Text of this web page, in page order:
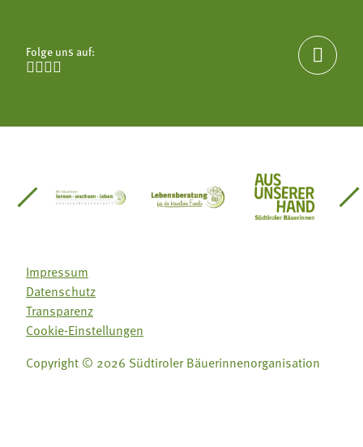
Folge uns auf:


Südtirol
Gärtnervereinigung
Sozialgenossenschaft Mit Bäuerinnen lernen -
Lebensberatung für dieAus unserer
Impressum
Datenschutz
Transparenz
Cookie-Einstellungen
Copyright © 2026 Südtiroler Bäuerinnenorganisation